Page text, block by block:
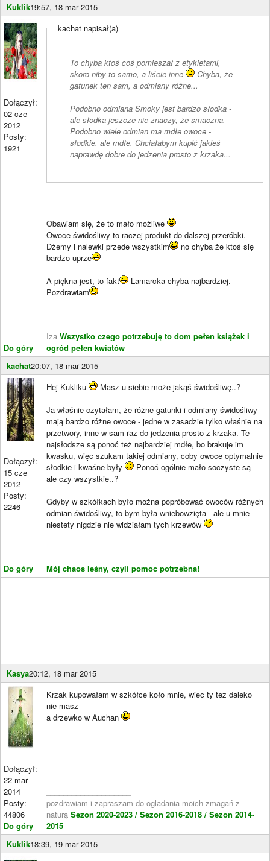
Kuklik19:57, 18 mar 2015
Dołączył:
02 cze
2012
Posty:
1921
Do góry
kachat napisał(a)
To chyba ktoś coś pomieszał z etykietami,
skoro niby to samo, a liście inne
Chyba, że
gatunek ten sam, a odmiany różne...
Podobno odmiana Smoky jest bardzo słodka -
ale słodka jeszcze nie znaczy, że smaczna.
Podobno wiele odmian ma mdłe owoce -
słodkie, ale mdłe. Chciałabym kupić jakieś
naprawdę dobre do jedzenia prosto z krzaka...
Obawiam się, że to mało możliwe
Owoce świdośliwy to raczej produkt do dalszej przeróbki.
Dżemy i nalewki przede wszystkim
no chyba że ktoś się
bardzo uprze
A piękna jest, to fakt
Lamarcka chyba najbardziej.
Pozdrawiam
Iza Wszystko czego potrzebuję to dom pełen książek i
ogród pełen kwiatów
kachat20:07, 18 mar 2015
Dołączył:
15 cze
2012
Posty:
2246
Do góry
Hej Kukliku
Masz u siebie może jakąś świdośliwę..?
Ja właśnie czytałam, że różne gatunki i odmiany świdośliwy
mają bardzo różne owoce - jedne w zasadzie tylko właśnie na
przetwory, inne w sam raz do jedzenia prosto z krzaka. Te
najsłodsze są ponoć też najbardziej mdłe, bo brakuje im
kwasku, więc szukam takiej odmiany, coby owoce optymalnie
słodkie i kwaśne były
Ponoć ogólnie mało soczyste są -
ale czy wszystkie..?
Gdyby w szkółkach było można popróbować owoców różnych
odmian świdośliwy, to bym była wniebowzięta - ale u mnie
niestety nigdzie nie widziałam tych krzewów
Mój chaos leśny, czyli pomoc potrzebna!
Kasya20:12, 18 mar 2015
Dołączył:
22 mar
2014
Posty:
44806
Do góry
Krzak kupowałam w szkółce koło mnie, wiec ty tez daleko
nie masz
a drzewko w Auchan
pozdrawiam i zapraszam do ogladania moich zmagań z
naturą Sezon 2020-2023 / Sezon 2016-2018 / Sezon 2014-
2015
Kuklik18:39, 19 mar 2015